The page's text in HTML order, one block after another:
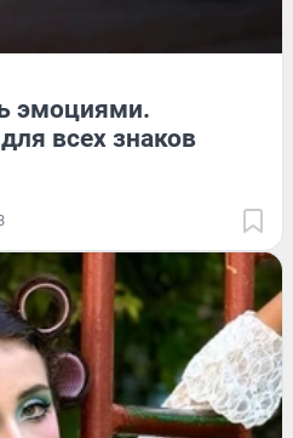
эмоциями.
всех знаков